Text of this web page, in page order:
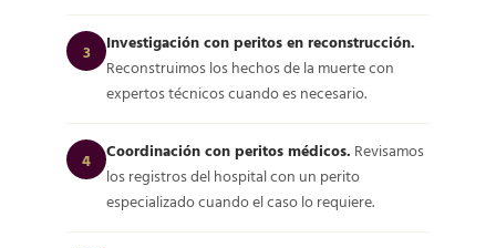
3
Investigación con peritos en reconstrucción.
Reconstruimos los hechos de la muerte con
expertos técnicos cuando es necesario.
4 Coordinación con peritos médicos. Revisamos
los registros del hospital con un perito
especializado cuando el caso lo requiere.